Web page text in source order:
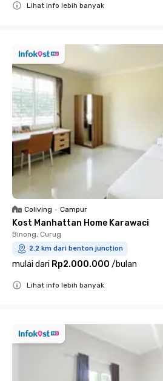
Lihat info lebih banyak
Coliving • Campur
Kost Manhattan Home Karawaci
Binong, Curug
2.2 km dari benton junction
mulai dari Rp2.000.000 /bulan
Lihat info lebih banyak